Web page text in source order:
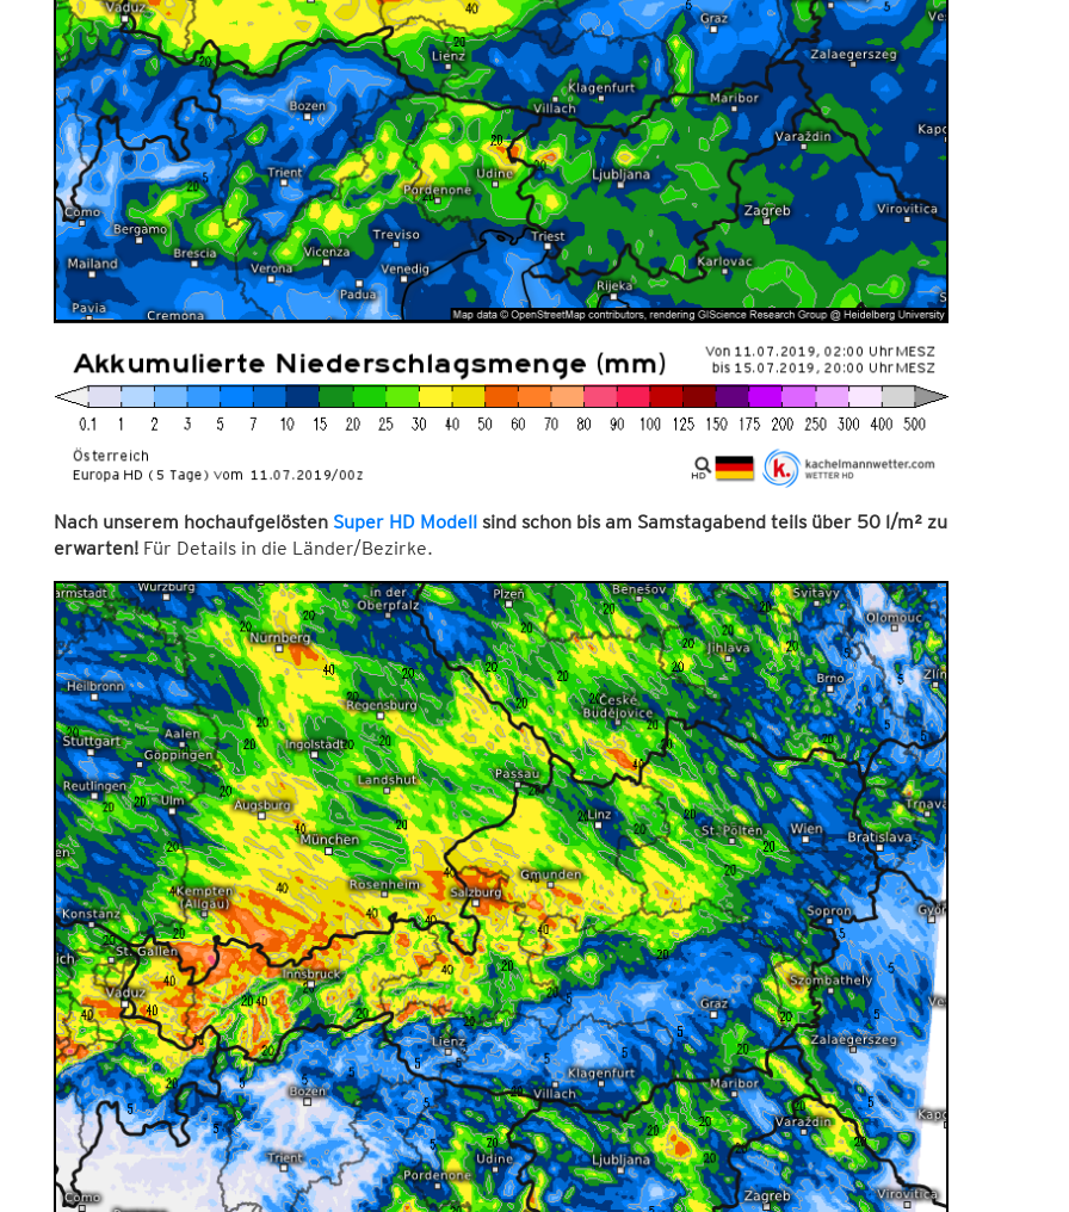
Nach unserem hochaufgelösten Super HD Modell sind schon bis am Samstagabend teils über 50 l/m² zu
erwarten!Für Details in die Länder/Bezirke.